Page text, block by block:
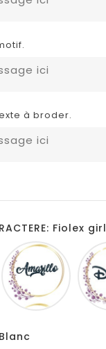
à broder.
Fiolex
Blanc